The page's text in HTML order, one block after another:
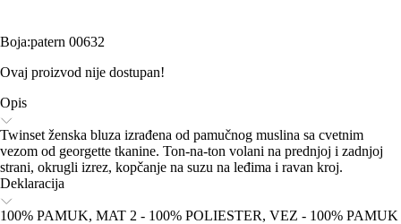
Boja:patern 00632
Ovaj proizvod nije dostupan!
Opis
Twinset ženska bluza izrađena od pamučnog muslina sa cvetnim
vezom od georgette tkanine. Ton-na-ton volani na prednjoj i zadnjoj
strani, okrugli izrez, kopčanje na suzu na leđima i ravan kroj.
Deklaracija
100% PAMUK, MAT 2 - 100% POLIESTER, VEZ - 100% PAMUK